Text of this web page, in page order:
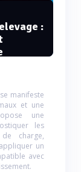
:
manifeste
et une
une
les
charge,
un
avec